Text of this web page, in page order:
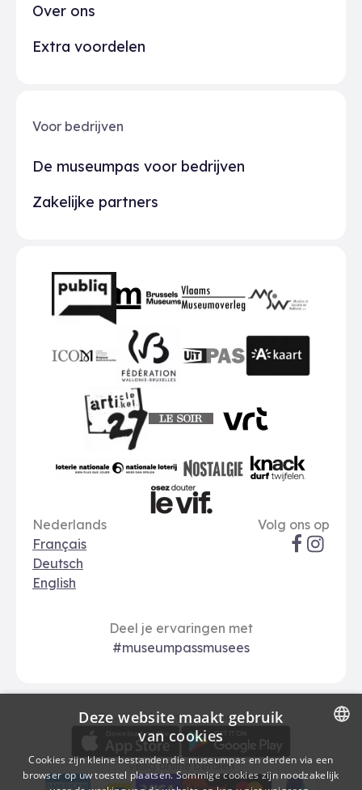
Over ons
Extra voordelen
Voor bedrijven
De museumpas voor bedrijven
Zakelijke partners
Partners
FWB
Art 27
Nostalgie
Taal opties
Nederlands
Français
Deutsch
English
Sociale
Volg ons op
Deel je ervaringen met
#museumpassmusees
Download
Download de museumpas-app
Betalingsopties
Veilig online betalen
DUTCH
Deze website maakt gebruik
van cookies
Cookies zijn kleine bestanden die museumpas en derden via een
browser op uw toestel plaatsen. Sommige cookies zijn noodzakelijk